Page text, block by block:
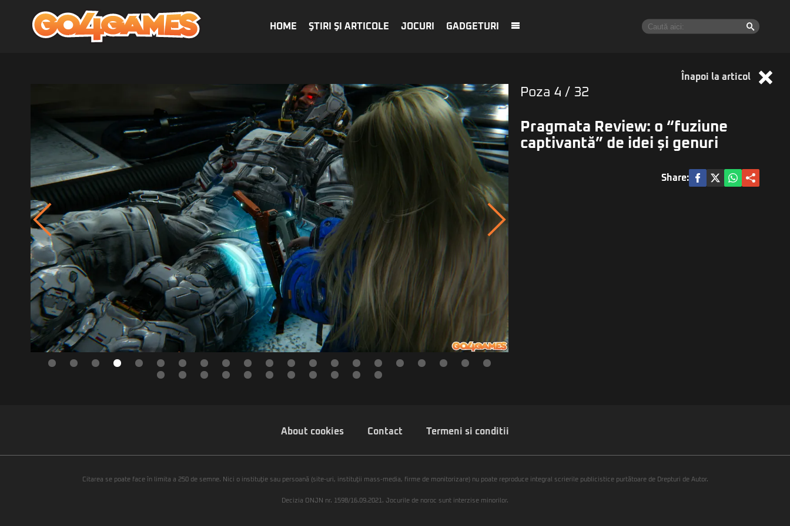
HOME ŞTIRI ŞI ARTICOLE JOCURI GADGETURI
Înapoi la articol
Poza 4 / 32
Pragmata Review: o “fuziune
captivantă” de idei și genuri
Share:
About cookies Contact Termeni si conditii
Citarea se poate face în limita a 250 de semne. Nici o instituţie sau persoană (site-uri, instituţii mass-media, firme de monitorizare) nu poate reproduce integral scrierile publicistice purtătoare de Drepturi de Autor.
Decizia ONJN nr. 1598/16.09.2021. Jocurile de noroc sunt interzise minorilor.